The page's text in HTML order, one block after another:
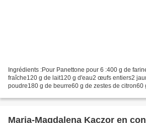
Ingrédients :Pour Panettone pour 6 :400 g de
fraîche120 g de lait120 g d'eau2 œufs entiers2
poudre180 g de beurre60 g de zestes de citron60
Maria-Magdalena Kaczor en